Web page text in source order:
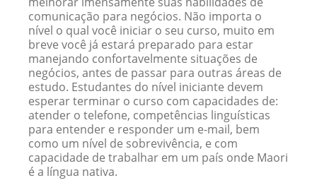
comunicação para negócios. Não importa o
nível o qual você iniciar o seu curso, muito em
breve você já estará preparado para estar
manejando confortavelmente situações de
negócios, antes de passar para outras áreas de
estudo. Estudantes do nível iniciante devem
esperar terminar o curso com capacidades de:
atender o telefone, competências linguísticas
para entender e responder um e-mail, bem
como um nível de sobrevivência, e com
capacidade de trabalhar em um país onde Maori
é a língua nativa.